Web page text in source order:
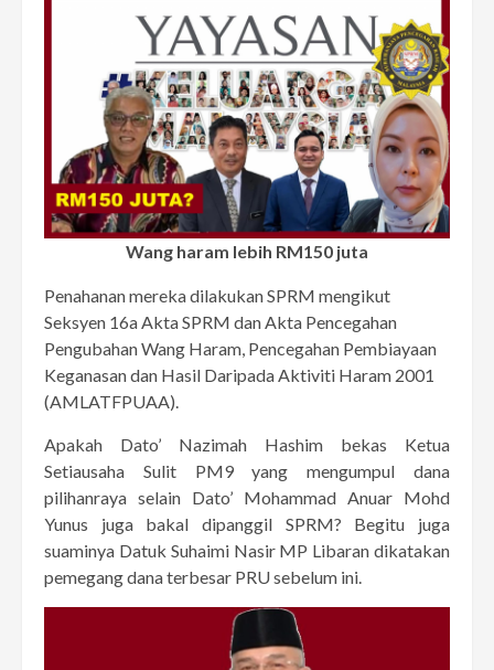
Wang haram lebih RM150 juta
Penahanan mereka dilakukan SPRM mengikut
Seksyen 16a Akta SPRM dan Akta Pencegahan
Pengubahan Wang Haram, Pencegahan Pembiayaan
Keganasan dan Hasil Daripada Aktiviti Haram 2001
(AMLATFPUAA).
Apakah Dato’ Nazimah Hashim bekas Ketua
Setiausaha Sulit PM9 yang mengumpul dana
pilihanraya selain Dato’ Mohammad Anuar Mohd
Yunus juga bakal dipanggil SPRM? Begitu juga
suaminya Datuk Suhaimi Nasir MP Libaran dikatakan
pemegang dana terbesar PRU sebelum ini.